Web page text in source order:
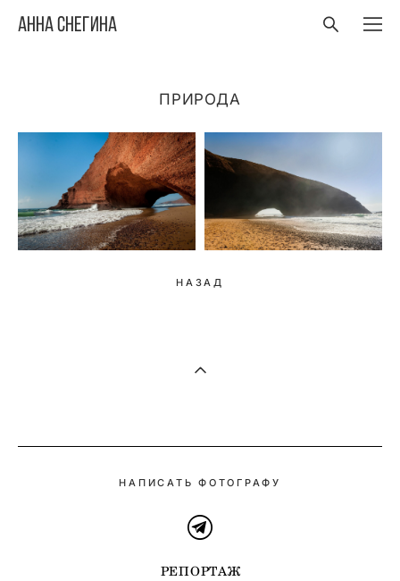
Анна Снегина
ПРИРОДА
НАЗАД
НАПИСАТЬ ФОТОГРАФУ
РЕПОРТАЖ